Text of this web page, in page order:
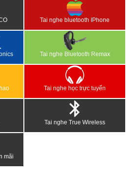
Tai nghe bluetooth IPhone
Tai nghe Bluetooth Remax
Tai nghe học trực tuyến
Tai nghe True Wireless
mãi